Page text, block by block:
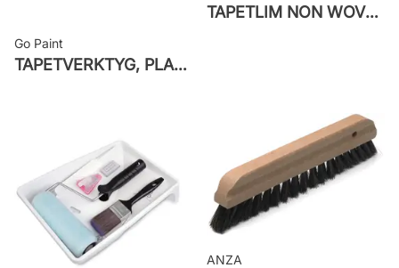
Go Paint
TAPETVERKTYG, PLAST GO PAINT
TAPETLIM NON WOVEN
ANZA